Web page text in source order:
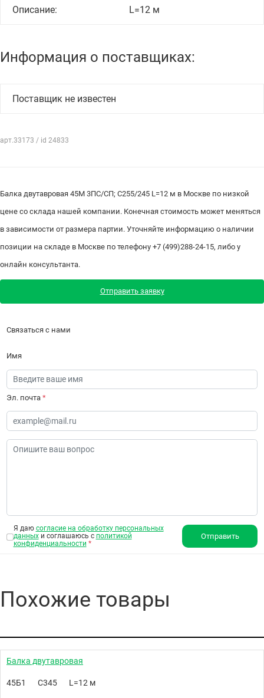
Описание: L=12 м
Информация о поставщиках:
Поставщик не известен
арт.33173 / id 24833
Балка двутавровая 45М 3ПС/СП; С255/245 L=12 м в Москве по низкой
цене со склада нашей компании. Конечная стоимость может меняться
в зависимости от размера партии. Уточняйте информацию о наличии
позиции на складе в Москве по телефону +7 (499)288-24-15, либо у
онлайн консультанта.
Отправить заявку
Связаться с нами
Имя
Эл. почта *
Я даю согласие на обработку персональных
данныхи соглашаюсь с политикой
конфиденциальности *
Отправить
Похожие товары
Балка двутавровая
45Б1 С345 L=12 м